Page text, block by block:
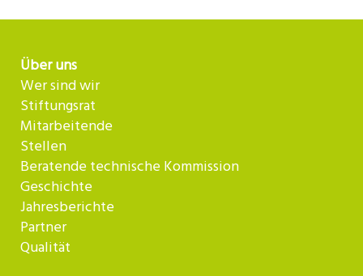
Über uns
Wer sind wir
Stiftungsrat
Mitarbeitende
Stellen
Beratende technische Kommission
Geschichte
Jahresberichte
Partner
Qualität